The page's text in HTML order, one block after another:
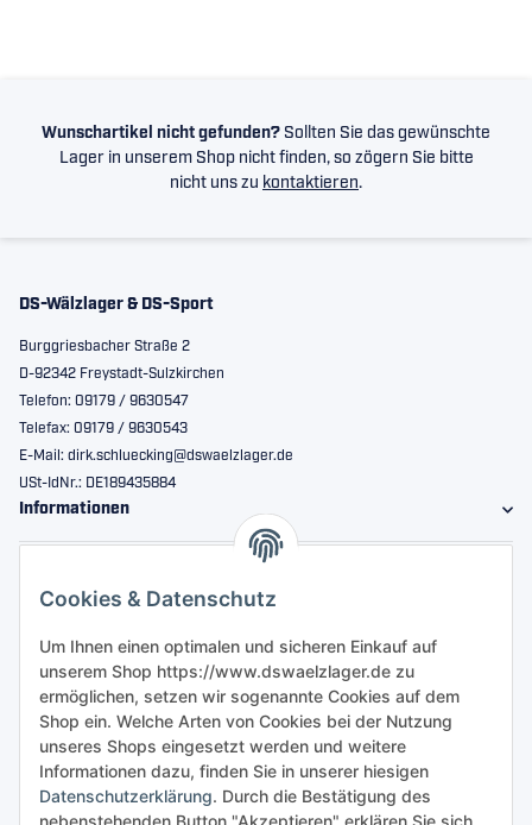
Cookies & Datenschutz
Um Ihnen einen optimalen und sicheren Einkauf auf
unserem Shop https://www.dswaelzlager.de zu
ermöglichen, setzen wir sogenannte Cookies auf dem
Shop ein. Welche Arten von Cookies bei der Nutzung
unseres Shops eingesetzt werden und weitere
Informationen dazu, finden Sie in unserer hiesigen
Datenschutzerklärung. Durch die Bestätigung des
Wunschartikel nicht gefunden? Sollten Sie das gewünschte
Lager in unserem Shop nicht finden, so zögern Sie bitte
nicht uns zu kontaktieren.
DS-Wälzlager & DS-Sport
Burggriesbacher Straße 2
D-92342 Freystadt-Sulzkirchen
Telefon: 09179 / 9630547
Telefax: 09179 / 9630543
E-Mail: dirk.schluecking@dswaelzlager.de
USt-IdNr.: DE189435884
Informationen
Sicher bestellen